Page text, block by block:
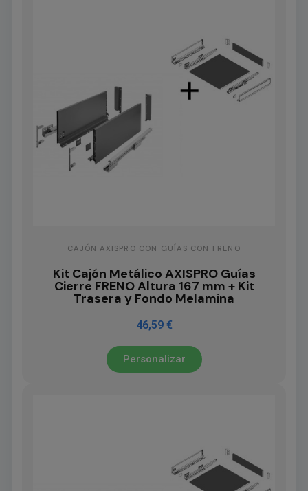
CAJÓN AXISPRO CON GUÍAS CON FRENO
Kit Cajón Metálico AXISPRO Guías
Cierre FRENO Altura 167 mm + Kit
Trasera y Fondo Melamina
46,59 €
Personalizar